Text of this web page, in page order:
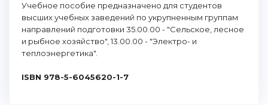
Учебное пособие предназначено для студентов
высших учебных заведений по укрупненным группам
направлений подготовки 35.00.00 - "Сельское, лесное
и рыбное хозяйство", 13.00.00 - "Электро- и
теплоэнергетика".
ISBN 978-5-6045620-1-7